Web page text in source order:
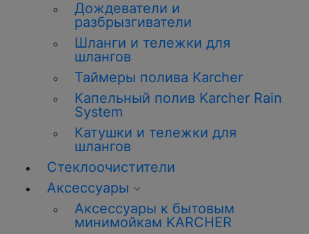
Дождеватели и
разбрызгиватели
Шланги и тележки для
шлангов
Таймеры полива Karcher
Капельный полив Karcher Rain
System
Катушки и тележки для
шлангов
Стеклоочистители
Аксессуары
Аксессуары к бытовым
минимойкам KARCHER